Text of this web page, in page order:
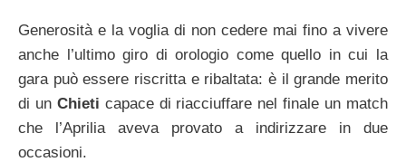
Generosità e la voglia di non cedere mai fino a vivere
anche l’ultimo giro di orologio come quello in cui la
gara può essere riscritta e ribaltata: è il grande merito
di un Chieti capace di riacciuffare nel finale un match
che l’Aprilia aveva provato a indirizzare in due
occasioni.